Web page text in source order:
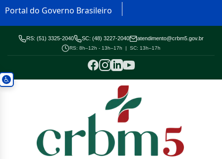
Portal do Governo Brasileiro
RS: (51) 3325-2040 SC: (48) 3227-2040 atendimento@crbm5.gov.br
RS: 8h–12h - 13h–17h | SC: 13h–17h